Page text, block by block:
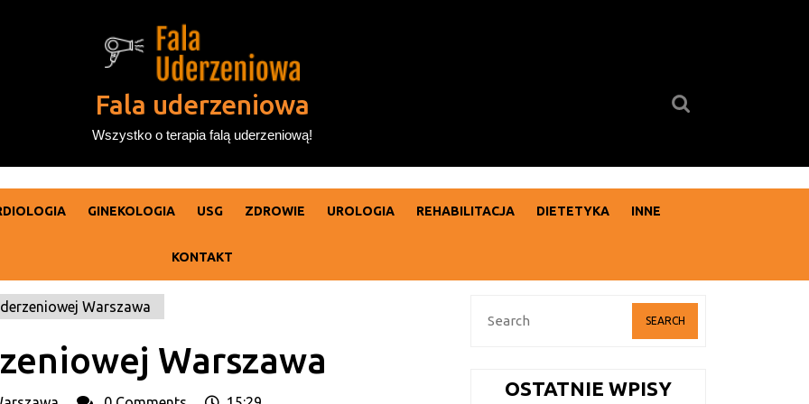
Fala uderzeniowa
Wszystko o terapia falą uderzeniową!
GINEKOLOGIA USG ZDROWIE UROLOGIA REHABILITACJA DIETETYKA INNE
KONTAKT
Warszawa
Warszawa
Search
OSTATNIE WPISY